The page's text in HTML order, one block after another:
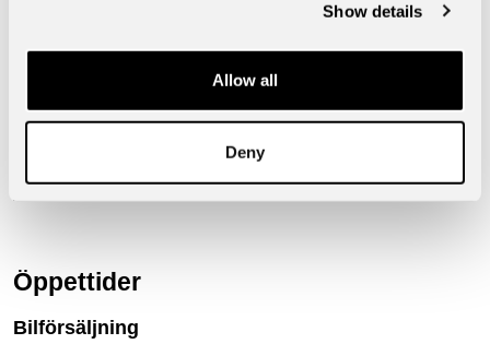
Show details
Allow all
Deny
Kinna Bil
Öppettider
Bilförsäljning